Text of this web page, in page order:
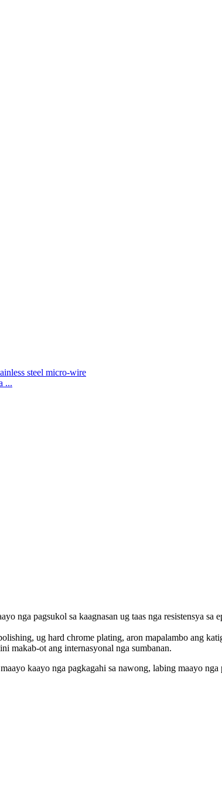
...
nga pagsukol sa kaagnasan ug taas nga resistensya
ug hard chrome plating, aron mapalambo ang
makab-ot ang internasyonal nga sumbanan.
kaayo nga pagkagahi sa nawong, labing maayo nga